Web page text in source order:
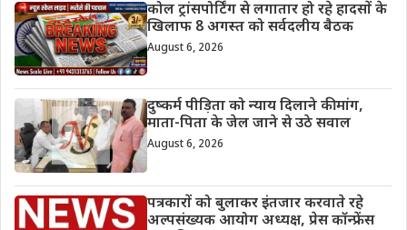
कोल ट्रांसपोर्टिंग से लगातार हो रहे हादसों के
खिलाफ 8 अगस्त को सर्वदलीय बैठक
August 6, 2026
दुष्कर्म पीड़िता को न्याय दिलाने की मांग,
माता-पिता के जेल जाने से उठे सवाल
August 6, 2026
पत्रकारों को बुलाकर इंतजार करवाते रहे
अल्पसंख्यक आयोग अध्यक्ष, प्रेस कॉन्फ्रेंस